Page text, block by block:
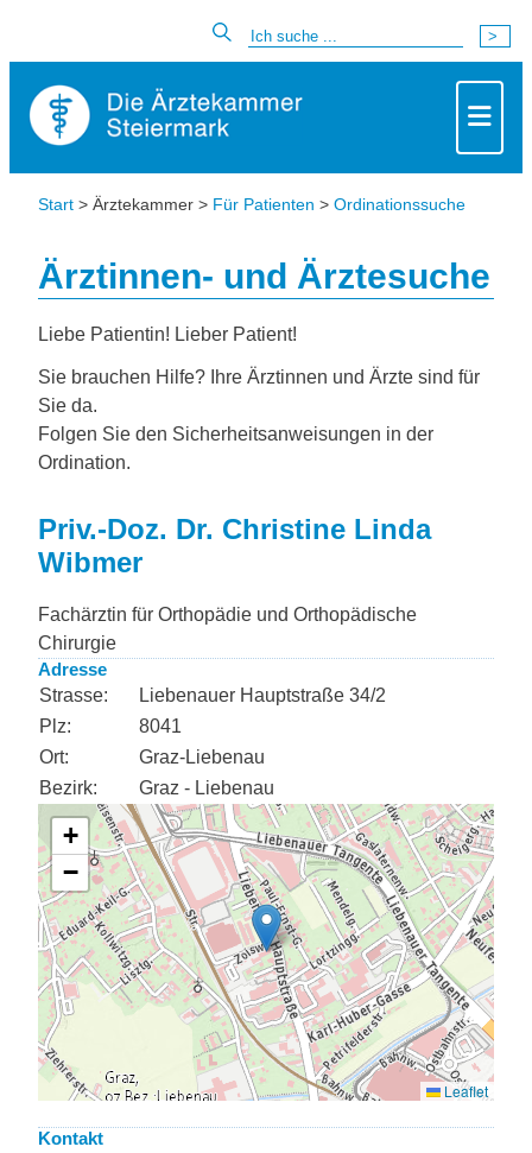
Start > Ärztekammer > Für Patienten > Ordinationssuche
Ärztinnen- und Ärztesuche
Liebe Patientin! Lieber Patient!
Sie brauchen Hilfe? Ihre Ärztinnen und Ärzte sind für
Sie da.
Folgen Sie den Sicherheitsanweisungen in der
Ordination.
Priv.-Doz. Dr. Christine Linda
Wibmer
Fachärztin für Orthopädie und Orthopädische
Chirurgie
Adresse
Strasse:
Liebenauer Hauptstraße 34/2
Plz:
8041
Ort:
Graz-Liebenau
Bezirk:
Graz - Liebenau
Kontakt